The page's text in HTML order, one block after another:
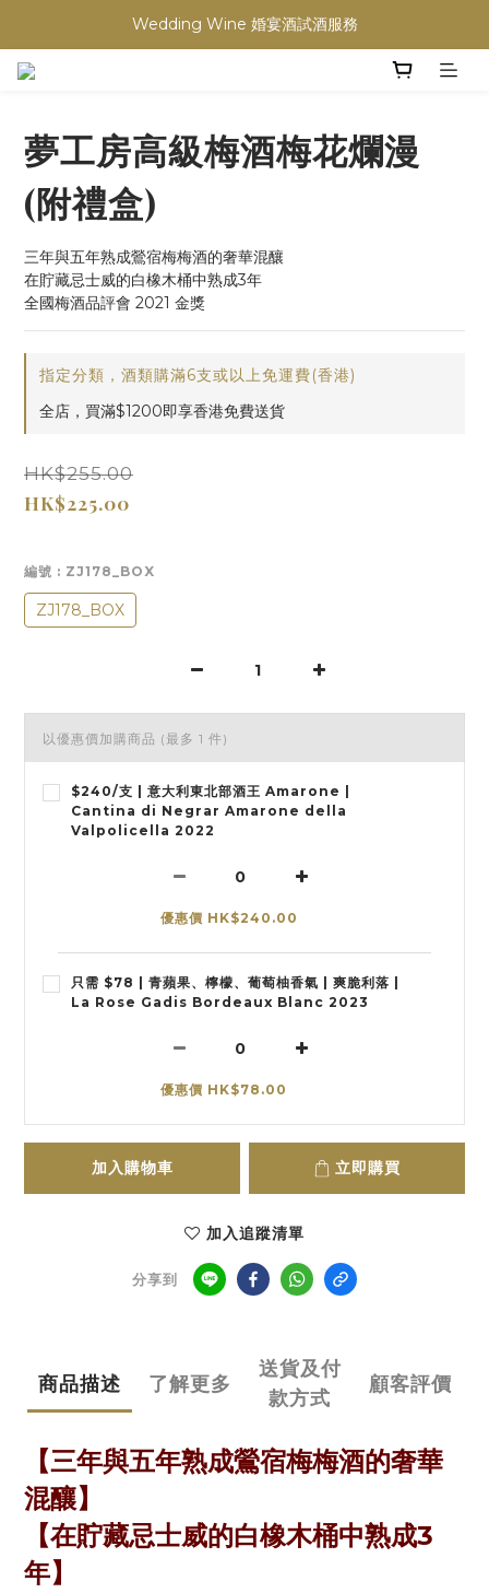
買滿任何酒類 六支 或買滿 $1200 (不限支數) 皆可享免費送貨
買滿任何酒類 六支 或買滿 $1200 (不限支數) 皆可享免費送貨
夢工房高級梅酒梅花爛漫
(附禮盒)
三年與五年熟成鶯宿梅梅酒的奢華混釀
在貯藏忌士威的白橡木桶中熟成3年
全國梅酒品評會 2021 金獎
指定分類，酒類購滿6支或以上免運費(香港)
全店，買滿$1200即享香港免費送貨
HK$255.00
HK$225.00
編號 : ZJ178_BOX
ZJ178_BOX
以優惠價加購商品 (最多 1 件)
$240/支 | 意大利東北部酒王 Amarone |
Cantina di Negrar Amarone della
Valpolicella 2022
優惠價 HK$240.00
只需 $78 | 青蘋果、檸檬、葡萄柚香氣 | 爽脆利落 |
La Rose Gadis Bordeaux Blanc 2023
優惠價 HK$78.00
加入購物車 立即購買
加入追蹤清單
分享到
商品描述 了解更多
送貨及付
款方式
顧客評價
【三年與五年熟成鶯宿梅梅酒的奢華
混釀】
【在貯藏忌士威的白橡木桶中熟成3
年】